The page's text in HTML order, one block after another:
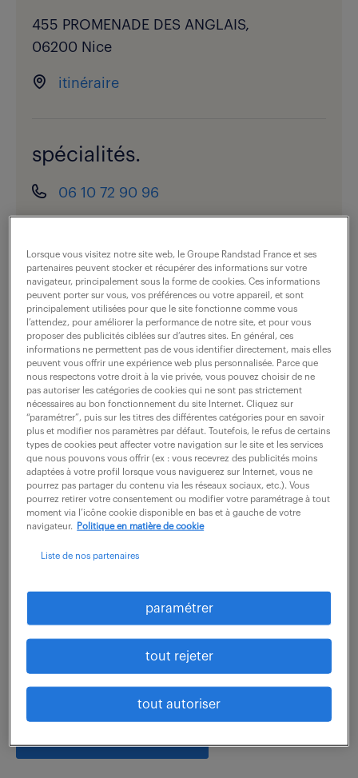
455 PROMENADE DES ANGLAIS,
06200 Nice
itinéraire
spécialités.
06 10 72 90 96
industrie(7 offres)
nous contacter
nous contacter
horaires.
ouvert
voir les horaires
dernières offres -
spécialité finance.
Lorsque vous visitez notre site web, le Groupe Randstad France et ses
partenaires peuvent stocker et récupérer des informations sur votre
navigateur, principalement sous la forme de cookies. Ces informations
peuvent porter sur vous, vos préférences ou votre appareil, et sont
principalement utilisées pour que le site fonctionne comme vous
l’attendez, pour améliorer la performance de notre site, et pour vous
proposer des publicités ciblées sur d’autres sites. En général, ces
informations ne permettent pas de vous identifier directement, mais elles
peuvent vous offrir une expérience web plus personnalisée. Parce que
nous respectons votre droit à la vie privée, vous pouvez choisir de ne
pas autoriser les catégories de cookies qui ne sont pas strictement
nécessaires au bon fonctionnement du site Internet. Cliquez sur
“paramétrer”, puis sur les titres des différentes catégories pour en savoir
plus et modifier nos paramètres par défaut. Toutefois, le refus de certains
types de cookies peut affecter votre navigation sur le site et les services
que nous pouvons vous offrir (ex : vous recevrez des publicités moins
adaptées à votre profil lorsque vous naviguerez sur Internet, vous ne
pourrez pas partager du contenu via les réseaux sociaux, etc.). Vous
pourrez retirer votre consentement ou modifier votre paramétrage à tout
moment via l’icône cookie disponible en bas et à gauche de votre
navigateur.
Politique en matière de cookie
Liste de nos partenaires
paramétrer
tout rejeter
tout autoriser